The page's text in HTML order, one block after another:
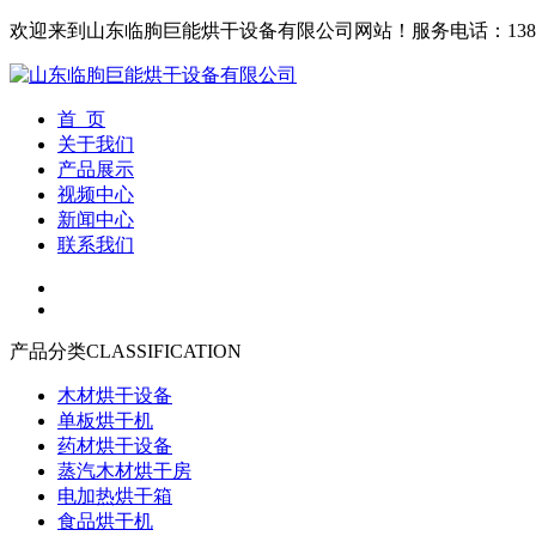
欢迎来到山东临朐巨能烘干设备有限公司网站！ 服务电话：
首 页
关于我们
产品展示
视频中心
新闻中心
联系我们
产品分类CLASSIFICATION
木材烘干设备
单板烘干机
药材烘干设备
蒸汽木材烘干房
电加热烘干箱
食品烘干机